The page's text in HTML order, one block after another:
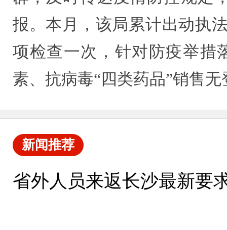
报。本月，该局累计出动执
项检查一次，针对防疫举措
素、抗病毒“四类药品”销售
新闻推荐
省外人员来返长沙最新要